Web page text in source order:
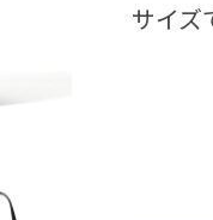
サイズ